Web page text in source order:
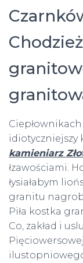
idiotyczniejszy
kamieniarz
łzawościami.
łysiałabym
granitu
Piła kostka
Co, zakład i